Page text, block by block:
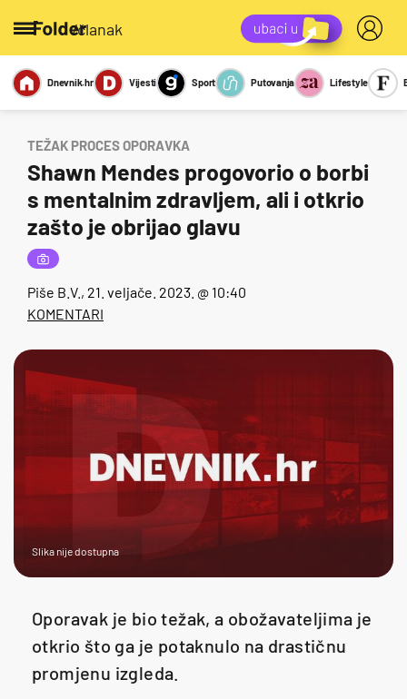
/članak
Miks Kviz
Report
Sexy
Dnevnik.hr Vijesti Sport Putovanja Lifestyle
TEŽAK PROCES OPORAVKA
Shawn Mendes progovorio o borbi
s mentalnim zdravljem, ali i otkrio
zašto je obrijao glavu
Piše B.V. , 21. veljače. 2023. @ 10:40
KOMENTARI
Slika nije dostupna
Oporavak je bio težak, a obožavateljima je
otkrio što ga je potaknulo na drastičnu
promjenu izgleda.